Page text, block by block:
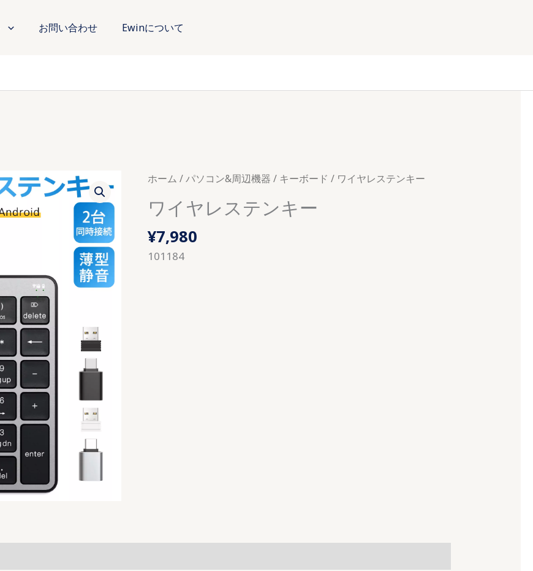
お問い合わせ Ewinについて
ホーム /パソコン&周辺機器 / キーボード / ワイヤレステンキー
ワイヤレステンキー
¥7,980
101184